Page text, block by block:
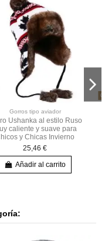
Gorros tipo aviador
Ushanka al estilo Ruso
caliente y suave para
y Chicas Invierno
25,46 €
Añadir al carrito